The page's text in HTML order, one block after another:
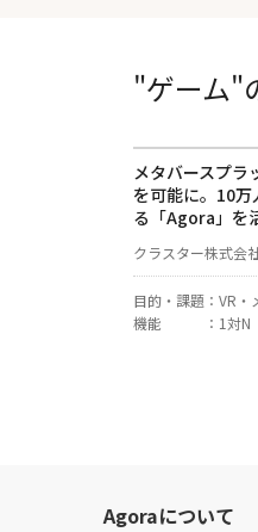
"ゲーム"
メタバースプ
を可能に。10
る「Agora」を
クラスター株式会
目的・課題 ： VR・
機能
： 1対N
Agoraについて